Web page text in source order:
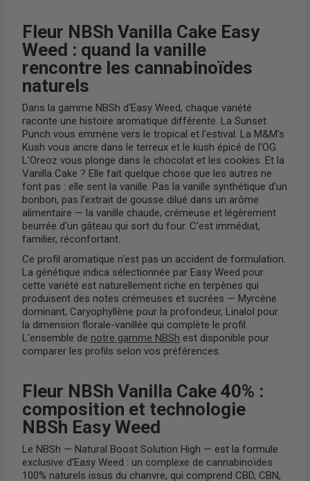
Fleur NBSh Vanilla Cake Easy
Weed : quand la vanille
rencontre les cannabinoïdes
naturels
Dans la gamme NBSh d'Easy Weed, chaque variété
raconte une histoire aromatique différente. La Sunset
Punch vous emmène vers le tropical et l'estival. La M&M's
Kush vous ancre dans le terreux et le kush épicé de l'OG.
L'Oreoz vous plonge dans le chocolat et les cookies. Et la
Vanilla Cake ? Elle fait quelque chose que les autres ne
font pas : elle sent la vanille. Pas la vanille synthétique d'un
bonbon, pas l'extrait de gousse dilué dans un arôme
alimentaire — la vanille chaude, crémeuse et légèrement
beurrée d'un gâteau qui sort du four. C'est immédiat,
familier, réconfortant.
Ce profil aromatique n'est pas un accident de formulation.
La génétique indica sélectionnée par Easy Weed pour
cette variété est naturellement riche en terpènes qui
produisent des notes crémeuses et sucrées — Myrcène
dominant, Caryophyllène pour la profondeur, Linalol pour
la dimension florale-vanillée qui complète le profil.
L'ensemble de notre gamme NBSh est disponible pour
comparer les profils selon vos préférences.
Fleur NBSh Vanilla Cake 40% :
composition et technologie
NBSh Easy Weed
Le NBSh — Natural Boost Solution High — est la formule
exclusive d'Easy Weed : un complexe de cannabinoïdes
100% naturels issus du chanvre, qui comprend CBD, CBN,